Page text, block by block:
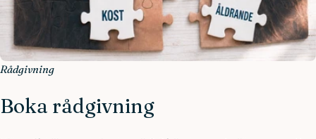
Rådgivning
Boka rådgivning